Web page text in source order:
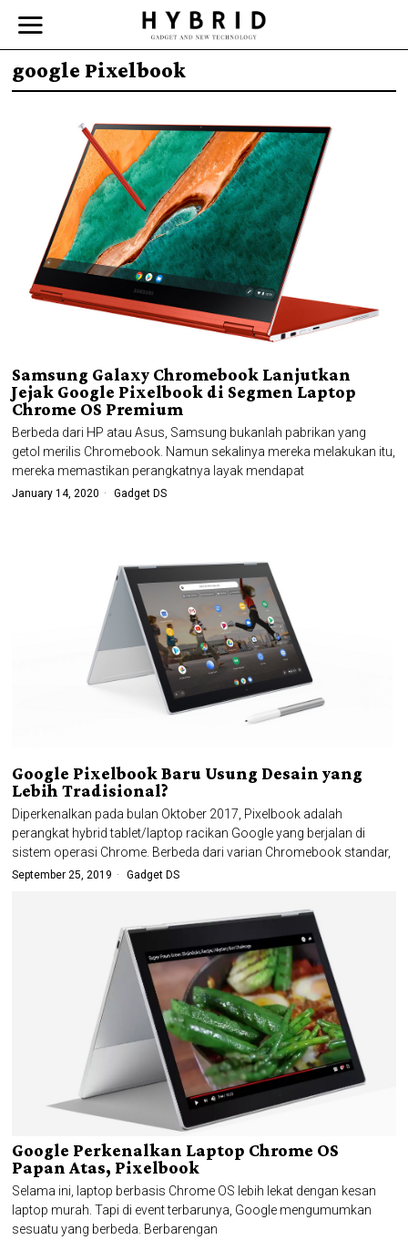
google Pixelbook
Samsung Galaxy Chromebook Lanjutkan
Jejak Google Pixelbook di Segmen Laptop
Chrome OS Premium
Berbeda dari HP atau Asus, Samsung bukanlah pabrikan yang
getol merilis Chromebook. Namun sekalinya mereka melakukan itu,
mereka memastikan perangkatnya layak mendapat
January 14, 2020 Gadget DS
Google Pixelbook Baru Usung Desain yang
Lebih Tradisional?
Diperkenalkan pada bulan Oktober 2017, Pixelbook adalah
perangkat hybrid tablet/laptop racikan Google yang berjalan di
sistem operasi Chrome. Berbeda dari varian Chromebook standar,
September 25, 2019 Gadget DS
Google Perkenalkan Laptop Chrome OS
Papan Atas, Pixelbook
Selama ini, laptop berbasis Chrome OS lebih lekat dengan kesan
laptop murah. Tapi di event terbarunya, Google mengumumkan
sesuatu yang berbeda. Berbarengan